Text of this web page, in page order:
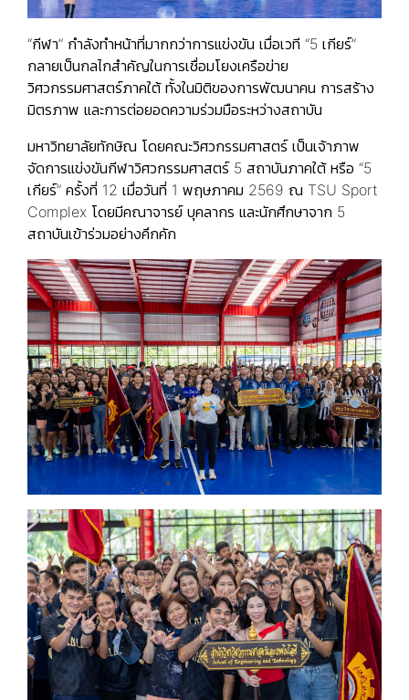
“กีฬา” กำลังทำหน้าที่มากกว่าการแข่งขัน เมื่อเวที “5 เกียร์”
กลายเป็นกลไกสำคัญในการเชื่อมโยงเครือข่าย
วิศวกรรมศาสตร์ภาคใต้ ทั้งในมิติของการพัฒนาคน การสร้าง
มิตรภาพ และการต่อยอดความร่วมมือระหว่างสถาบัน
มหาวิทยาลัยทักษิณ โดยคณะวิศวกรรมศาสตร์ เป็นเจ้าภาพ
จัดการแข่งขันกีฬาวิศวกรรมศาสตร์ 5 สถาบันภาคใต้ หรือ “5
เกียร์” ครั้งที่ 12 เมื่อวันที่ 1 พฤษภาคม 2569 ณ TSU Sport
Complex โดยมีคณาจารย์ บุคลากร และนักศึกษาจาก 5
สถาบันเข้าร่วมอย่างคึกคัก